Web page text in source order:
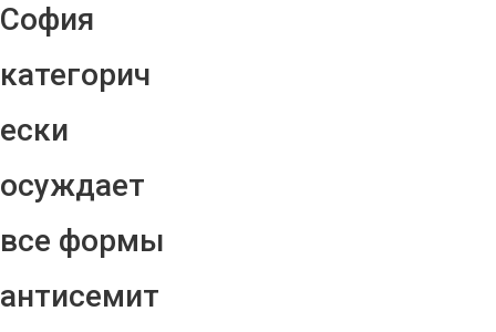
София
категорич
ески
осуждает
все формы
антисемит